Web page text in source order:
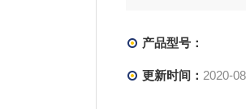
产品型号：
更新时间： 2020-